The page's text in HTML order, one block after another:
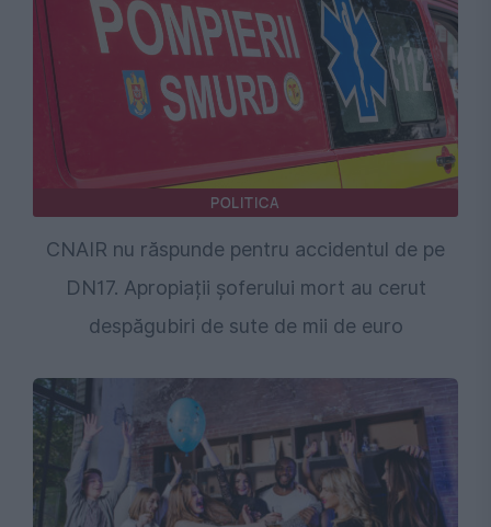
POLITICA
CNAIR nu răspunde pentru accidentul de pe
DN17. Apropiații șoferului mort au cerut
despăgubiri de sute de mii de euro